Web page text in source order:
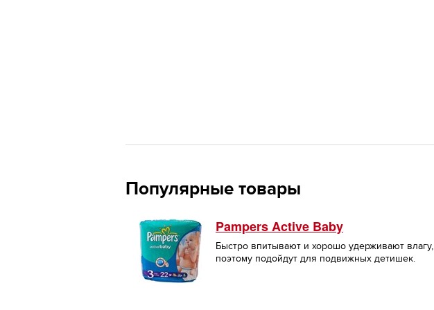
Популярные товары
Pampers Active Baby
Быстро впитывают и хорошо удерживают влагу,
поэтому подойдут для подвижных детишек.